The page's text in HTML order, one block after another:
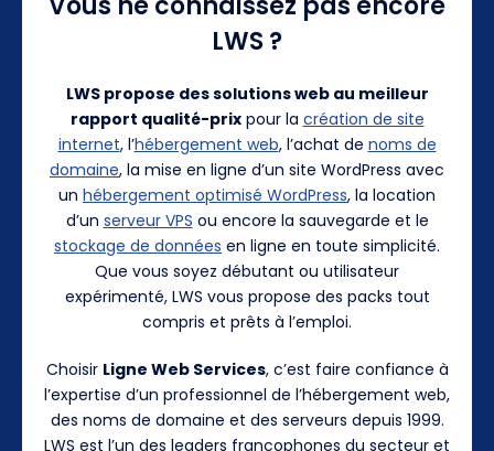
LWS ?
LWS propose des solutions web au meilleur
rapport qualité-prixpour la création de site
internet, l’hébergement web, l’achat de noms de
domaine, la mise en ligne d’un site WordPress avec
un hébergement optimisé WordPress, la location
d’un serveur VPS ou encore la sauvegarde et le
stockage de données en ligne en toute simplicité.
Que vous soyez débutant ou utilisateur
expérimenté, LWS vous propose des packs tout
compris et prêts à l’emploi.
Choisir Ligne Web Services, c’est faire confiance à
l’expertise d’un professionnel de l’hébergement web,
des noms de domaine et des serveurs depuis 1999.
LWS est l’un des leaders francophones du secteur et